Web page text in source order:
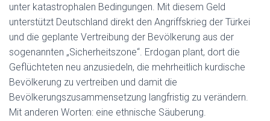
unter katastrophalen Bedingungen. Mit diesem Geld
unterstützt Deutschland direkt den Angriffskrieg der Türkei
und die geplante Vertreibung der Bevölkerung aus der
sogenannten „Sicherheitszone“. Erdogan plant, dort die
Geflüchteten neu anzusiedeln, die mehrheitlich kurdische
Bevölkerung zu vertreiben und damit die
Bevölkerungszusammensetzung langfristig zu verändern.
Mit anderen Worten: eine ethnische Säuberung.